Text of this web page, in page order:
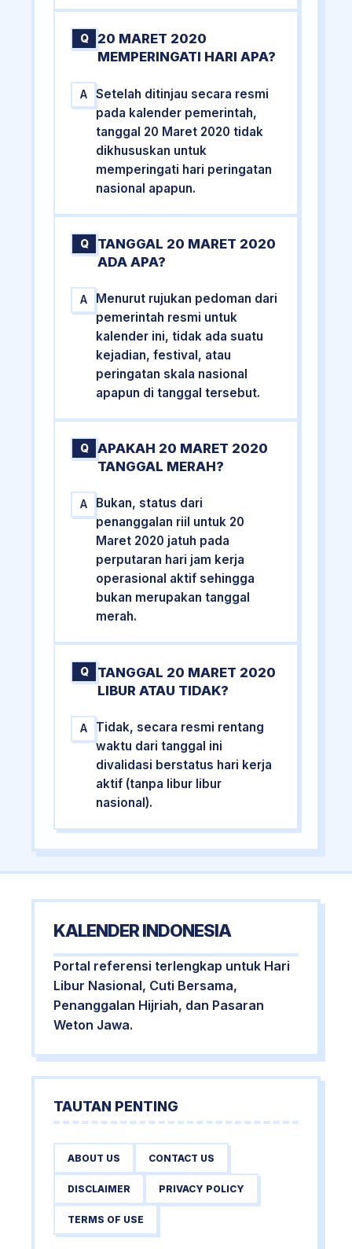
Q
20 MARET 2020
MEMPERINGATI HARI APA?
A
Setelah ditinjau secara resmi
pada kalender pemerintah,
tanggal 20 Maret 2020 tidak
dikhususkan untuk
memperingati hari peringatan
nasional apapun.
Q
TANGGAL 20 MARET 2020
ADA APA?
A
Menurut rujukan pedoman dari
pemerintah resmi untuk
kalender ini, tidak ada suatu
kejadian, festival, atau
peringatan skala nasional
apapun di tanggal tersebut.
Q
APAKAH 20 MARET 2020
TANGGAL MERAH?
A
Bukan, status dari
penanggalan riil untuk 20
Maret 2020 jatuh pada
perputaran hari jam kerja
operasional aktif sehingga
bukan merupakan tanggal
merah.
Q
TANGGAL 20 MARET 2020
LIBUR ATAU TIDAK?
A
Tidak, secara resmi rentang
waktu dari tanggal ini
divalidasi berstatus hari kerja
aktif (tanpa libur libur
nasional).
KALENDER INDONESIA
Portal referensi terlengkap untuk Hari
Libur Nasional, Cuti Bersama,
Penanggalan Hijriah, dan Pasaran
Weton Jawa.
TAUTAN PENTING
ABOUT US CONTACT US
DISCLAIMER PRIVACY POLICY
TERMS OF USE